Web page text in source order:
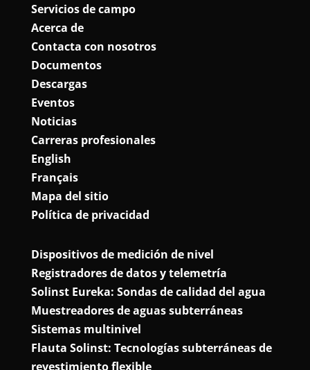
Servicios de campo
Acerca de
Contacta con nosotros
Documentos
Descargas
Eventos
Noticias
Carreras profesionales
English
Français
Mapa del sitio
Política de privacidad
Dispositivos de medición de nivel
Registradores de datos y telemetría
Solinst Eureka: Sondas de calidad del agua
Muestreadores de aguas subterráneas
Sistemas multinivel
Flauta Solinst: Tecnologías subterráneas de
revestimiento flexible